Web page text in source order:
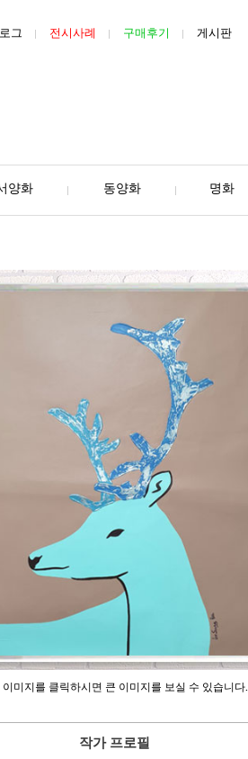
그 전시사례 구매후기 게시판
양화 동양화 명화
이미지를 클릭하시면 큰 이미지를 보실 수 있습니다.
작가 프로필